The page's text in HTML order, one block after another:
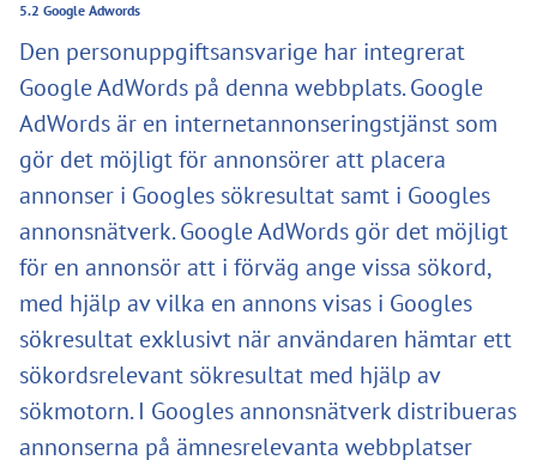
5.2 Google Adwords
Den personuppgiftsansvarige har integrerat
Google AdWords på denna webbplats. Google
AdWords är en internetannonseringstjänst som
gör det möjligt för annonsörer att placera
annonser i Googles sökresultat samt i Googles
annonsnätverk. Google AdWords gör det möjligt
för en annonsör att i förväg ange vissa sökord,
med hjälp av vilka en annons visas i Googles
sökresultat exklusivt när användaren hämtar ett
sökordsrelevant sökresultat med hjälp av
sökmotorn. I Googles annonsnätverk distribueras
annonserna på ämnesrelevanta webbplatser